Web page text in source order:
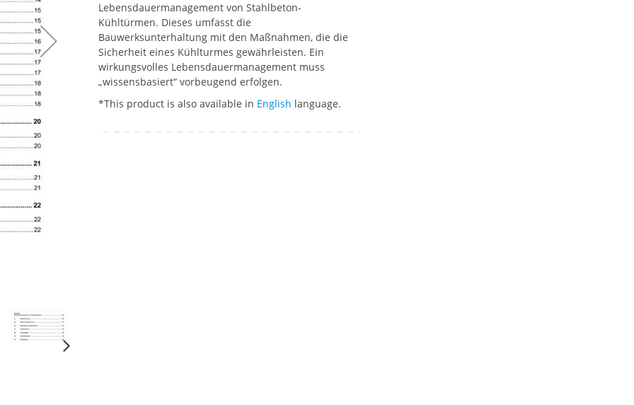
Lebensdauermanagement von Stahlbeton-
Kühltürmen. Dieses umfasst die
Bauwerksunterhaltung mit den Maßnahmen, die die
Sicherheit eines Kühlturmes gewährleisten. Ein
wirkungsvolles Lebensdauermanagement muss
„wissensbasiert“ vorbeugend erfolgen.
*This product is also available in English language.